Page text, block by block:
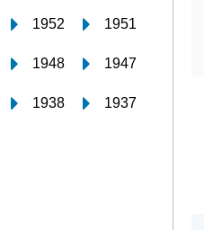
1952 1951
1948 1947
1938 1937